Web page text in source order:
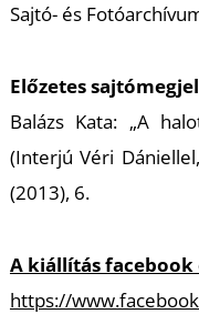
Sajtó- és
Előzetes
Balázs Kata: „A
(Interjú Véri
(2013), 6.
A kiállítás facebook
https://